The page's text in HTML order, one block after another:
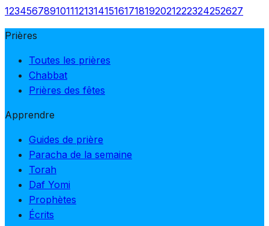
123456789101112131415161718192021222324252627
Prières
Toutes les prières
Chabbat
Prières des fêtes
Apprendre
Guides de prière
Paracha de la semaine
Torah
Daf Yomi
Prophètes
Écrits